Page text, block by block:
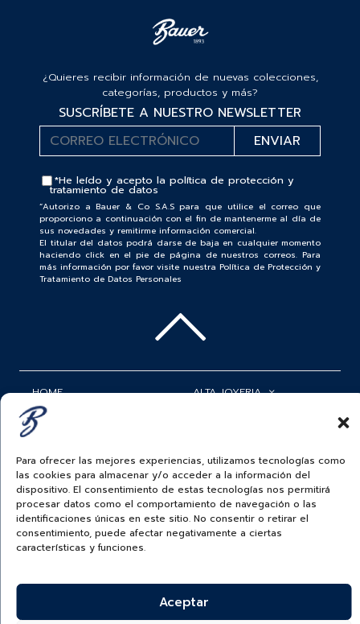
Para ofrecer las mejores experiencias, utilizamos tecnologías como
las cookies para almacenar y/o acceder a la información del
dispositivo. El consentimiento de estas tecnologías nos permitirá
procesar datos como el comportamiento de navegación o las
identificaciones únicas en este sitio. No consentir o retirar el
consentimiento, puede afectar negativamente a ciertas
características y funciones.
Aceptar
¿Quieres recibir información de nuevas colecciones,
categorías, productos y más?
SUSCRÍBETE A NUESTRO NEWSLETTER
*He leído y acepto la política de protección y
tratamiento de datos
“Autorizo a Bauer & Co S.A.S para que utilice el correo que
proporciono a continuación con el fin de mantenerme al día de
sus novedades y remitirme información comercial.
El titular del datos podrá darse de baja en cualquier momento
haciendo click en el pie de página de nuestros correos. Para
más información por favor visite nuestra Política de Protección y
Tratamiento de Datos Personales
HOME
ROLEX
RELOJERÍA
ALTA JOYERIA
ACCESORIOS
BAUER NEWS
MI CUENTA
SERVICIOS
SIGUENOS EN
ECUADOR
BAUER & CO SAS. TODOS LOS DERECHOS